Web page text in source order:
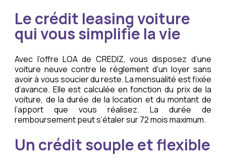
Le crédit leasing voiture
qui vous simplifie la vie
Avec l’offre LOA de CREDIZ, vous disposez d’une
voiture neuve contre le règlement d’un loyer sans
avoir à vous soucier du reste. La mensualité est fixée
d’avance. Elle est calculée en fonction du prix de la
voiture, de la durée de la location et du montant de
l’apport que vous réalisez. La durée de
remboursement peut s’étaler sur 72 mois maximum.
Un crédit souple et flexible